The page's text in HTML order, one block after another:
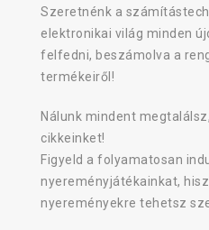
Szeretnénk a
elektronikai világ minden
felfedni, beszámolva a
termékeiről!
Nálunk mindent
cikkeinket!
Figyeld a folyamatosan
nyereményjátékainkat,
nyereményekre tehetsz